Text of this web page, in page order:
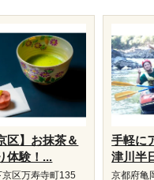
区】お抹茶＆
体験！...
区万寿寺町135
手軽に
津川半
京都府亀